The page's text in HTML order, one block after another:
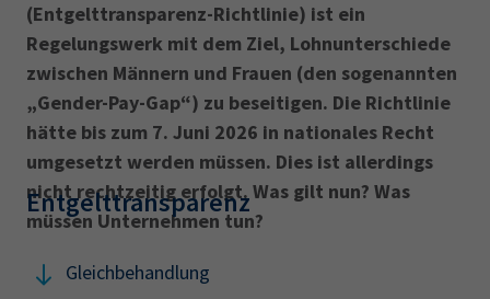
IHK Akademie
Magazin Log-in
(Entgelttransparenz-Richtlinie) ist ein
Regelungswerk mit dem Ziel, Lohnunterschiede
zwischen Männern und Frauen (den sogenannten
„Gender-Pay-Gap“) zu beseitigen. Die Richtlinie
hätte bis zum 7. Juni 2026 in nationales Recht
umgesetzt werden müssen. Dies ist allerdings
nicht rechtzeitig erfolgt. Was gilt nun? Was
müssen Unternehmen tun?
Entgelttransparenz
Gleichbehandlung